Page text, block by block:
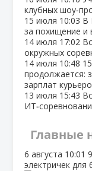
клубных
15 июля 10:03 В
за похищение и
14 июля 17:02
окружных
14 июля 10:48
продолжается:
зарплат
13 июля 15:43
Главные
6 августа 10:01
электричек